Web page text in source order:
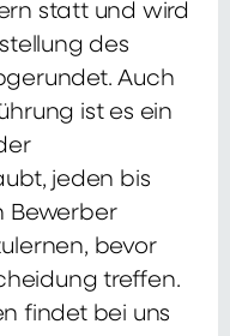
statt und wird
des
Auch
ist es ein
jeden bis
Bewerber
bevor
treffen.
findet bei uns